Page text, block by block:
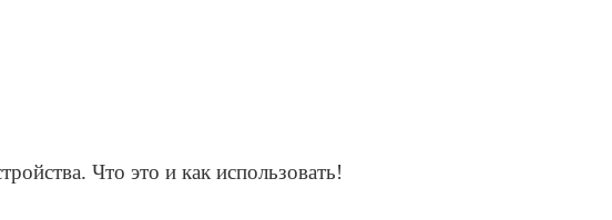
Что это и как использовать!